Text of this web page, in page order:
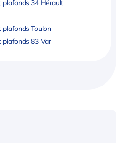
plafonds 34 Hérault
plafonds Toulon
plafonds 83 Var